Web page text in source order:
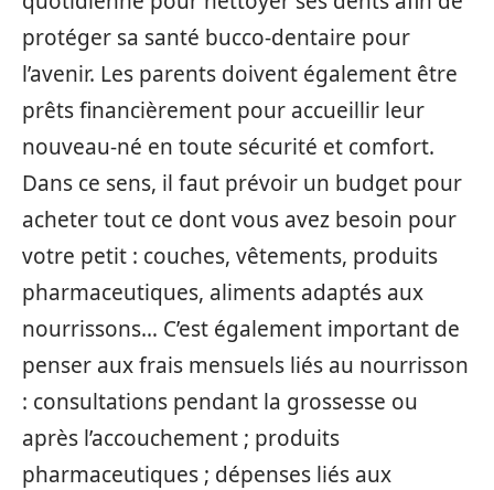
protéger sa santé bucco-dentaire pour
l’avenir. Les parents doivent également être
prêts financièrement pour accueillir leur
nouveau-né en toute sécurité et comfort.
Dans ce sens, il faut prévoir un budget pour
acheter tout ce dont vous avez besoin pour
votre petit : couches, vêtements, produits
pharmaceutiques, aliments adaptés aux
nourrissons… C’est également important de
penser aux frais mensuels liés au nourrisson
: consultations pendant la grossesse ou
après l’accouchement ; produits
pharmaceutiques ; dépenses liés aux